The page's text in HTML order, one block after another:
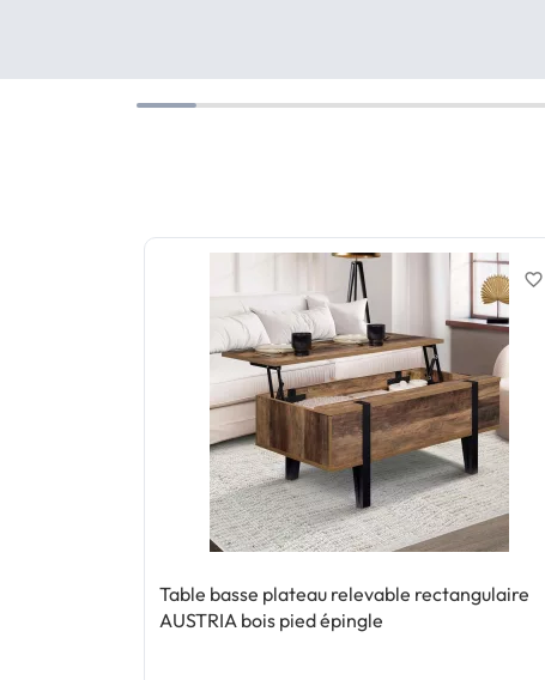
Table basse plateau relevable rectangulaire
AUSTRIA bois pied épingle
favorite_border